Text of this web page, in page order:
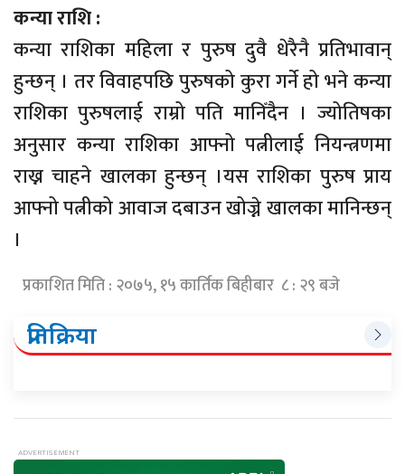
कन्या राशि :
कन्या राशिका महिला र पुरुष दुवै धेरैनै प्रतिभावान्
हुन्छन् । तर विवाहपछि पुरुषको कुरा गर्ने हो भने कन्या
राशिका पुरुषलाई राम्रो पति मानिँदैन । ज्योतिषका
अनुसार कन्या राशिका आफ्नो पत्नीलाई नियन्त्रणमा
राख्न चाहने खालका हुन्छन् ।यस राशिका पुरुष प्राय
आफ्नो पत्नीको आवाज दबाउन खोज्ने खालका मानिन्छन्
।
प्रकाशित मिति : २०७५, १५ कार्तिक बिहीबार ८ : २९ बजे
प्रतिक्रिया